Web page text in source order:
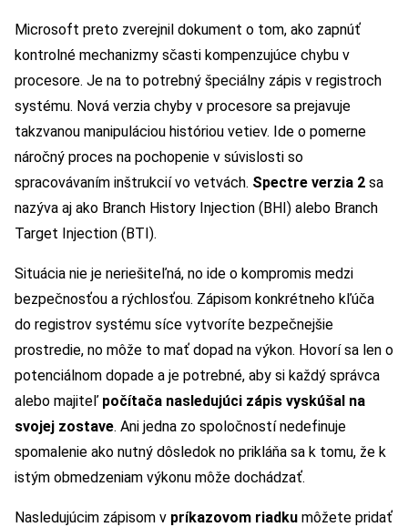
Microsoft preto zverejnil dokument o tom, ako zapnúť
kontrolné mechanizmy sčasti kompenzujúce chybu v
procesore. Je na to potrebný špeciálny zápis v registroch
systému. Nová verzia chyby v procesore sa prejavuje
takzvanou manipuláciou históriou vetiev. Ide o pomerne
náročný proces na pochopenie v súvislosti so
spracovávaním inštrukcií vo vetvách. Spectre verzia 2 sa
nazýva aj ako Branch History Injection (BHI) alebo Branch
Target Injection (BTI).
Situácia nie je neriešiteľná, no ide o kompromis medzi
bezpečnosťou a rýchlosťou. Zápisom konkrétneho kľúča
do registrov systému síce vytvoríte bezpečnejšie
prostredie, no môže to mať dopad na výkon. Hovorí sa len o
potenciálnom dopade a je potrebné, aby si každý správca
alebo majiteľ počítača nasledujúci zápis vyskúšal na
svojej zostave. Ani jedna zo spoločností nedefinuje
spomalenie ako nutný dôsledok no prikláňa sa k tomu, že k
istým obmedzeniam výkonu môže dochádzať.
Nasledujúcim zápisom v príkazovom riadku môžete pridať